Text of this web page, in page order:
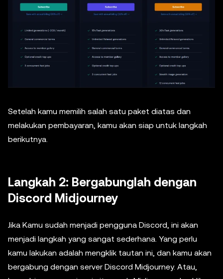
Setelah kamu memilih salah satu paket diatas dan
melakukan pembayaran, kamu akan siap untuk langkah
berikutnya.
Langkah 2: Bergabunglah dengan
Discord Midjourney
Jika Kamu sudah menjadi pengguna Discord, ini akan
menjadi langkah yang sangat sederhana. Yang perlu
kamu lakukan adalah mengklik tautan ini, dan kamu akan
bergabung dengan server Discord Midjourney. Atau,